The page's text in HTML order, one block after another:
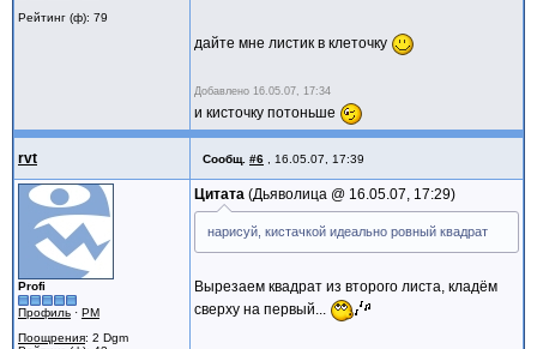
Рейтинг (ф): 79
дайте мне листик в клеточку
Добавлено 16.05.07, 17:34
и кисточку потоньше
rvt Сообщ. #6 16.05.07, 17:39
Profi
Профиль · PM
Поощрения: 2 Dgm
Цитата Дьяволица @ 16.05.07, 17:29
нарисуй, кистачкой идеально ровный квадрат
Вырезаем квадрат из второго листа, кладём
сверху на первый...